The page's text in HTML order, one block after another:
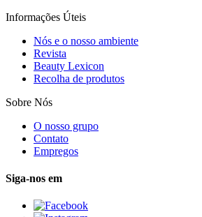
Informações Úteis
Nós e o nosso ambiente
Revista
Beauty Lexicon
Recolha de produtos
Sobre Nós
O nosso grupo
Contato
Empregos
Siga-nos em